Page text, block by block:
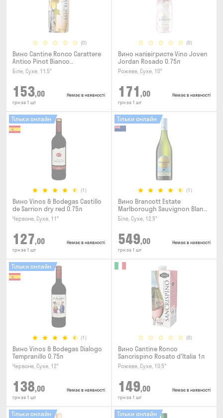
(0)
Вино Cantine Ronco Carattere
Antico Pinot Bianco
Chardonnay Rubicone IGT 1л
Біле, Сухе, 11.5°
153,00
грн за 1 шт
Немає в наявності
(0)
Вино напівігристе Vino Joven
Jordan Rosado 0.75л
Рожеве, Сухе, 10°
171 ,00
грн за 1 шт
Немає в наявності
(1)
Тільки онлайн
Вино Vinos & Bodegas Castillo
de Sarrion dry red 0.75л
Червоне, Сухе, 11°
127,00
грн за 1 шт
Немає в наявності
(1)
Тільки онлайн
Вино Brancott Estate
Marlborough Sauvignon Blanc
0.75л
Біле, Сухе, 12.5°
549,00
грн за 1 шт
Немає в наявності
(1)
Тільки онлайн
Вино Vinos & Bodegas Dialogo
Tempranillo 0.75л
Червоне, Сухе, 12°
138,00
грн за 1 шт
Немає в наявності
(0)
Вино Cantine Ronco
Sancrispino Rosato d'Italia 1л
Рожеве, Сухе, 10.5°
149,00
грн за 1 шт
Немає в наявності
Тільки онлайн Тільки онлайн